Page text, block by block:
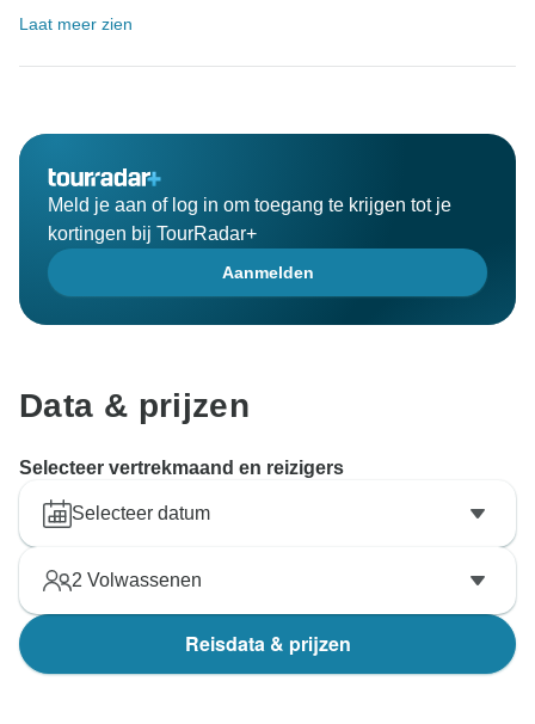
Laat meer zien
Meld je aan of log in om toegang te krijgen tot je
kortingen bij TourRadar+
Aanmelden
Data & prijzen
Selecteer vertrekmaand en reizigers
Selecteer datum
2 Volwassenen
Reisdata & prijzen